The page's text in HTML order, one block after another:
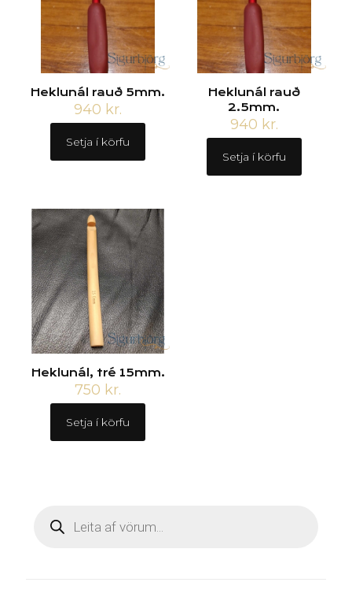
Heklunál rauð 5mm.
940 kr.
Setja í körfu
Heklunál rauð
2.5mm.
940 kr.
Setja í körfu
Heklunál, tré 15mm.
750 kr.
Setja í körfu
search